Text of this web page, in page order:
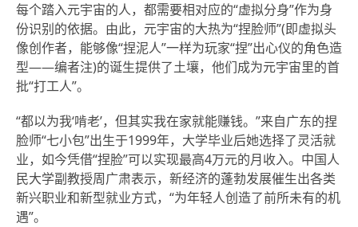
每个踏入元宇宙的人，都需要相对应的“虚拟分身”作为身
份识别的依据。由此，元宇宙的大热为“捏脸师”(即虚拟头
像创作者，能够像“捏泥人”一样为玩家“捏”出心仪的角色造
型——编者注)的诞生提供了土壤，他们成为元宇宙里的首
批“打工人”。
“都以为我‘啃老’，但其实我在家就能赚钱。”来自广东的捏
脸师“七小包”出生于1999年，大学毕业后她选择了灵活就
业，如今凭借“捏脸”可以实现最高4万元的月收入。中国人
民大学副教授周广肃表示，新经济的蓬勃发展催生出各类
新兴职业和新型就业方式，“为年轻人创造了前所未有的机
遇”。